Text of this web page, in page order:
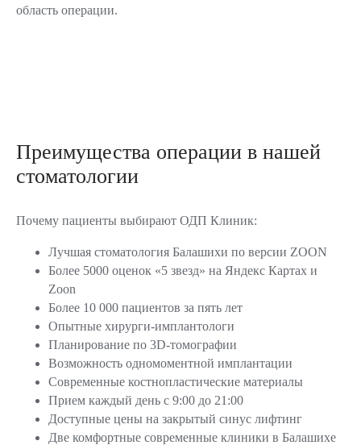
область операции.
Преимущества операции в нашей
стоматологии
Почему пациенты выбирают ОДП Клиник:
Лучшая стоматология Балашихи по версии ZOON
Более 5000 оценок «5 звезд» на Яндекс Картах и
Zoon
Более 10 000 пациентов за пять лет
Опытные хирурги-имплантологи
Планирование по 3D-томографии
Возможность одномоментной имплантации
Современные костнопластические материалы
Прием каждый день с 9:00 до 21:00
Доступные цены на закрытый синус лифтинг
Две комфортные современные клиники в Балашихе
работы
Индивидуальный подход к каждому
пациенту
Подбираем план лечения, который учитывает
Современные технологии лечения
Используем передовое оборудование
и инновационные методики для эффективного
и безопасного лечения